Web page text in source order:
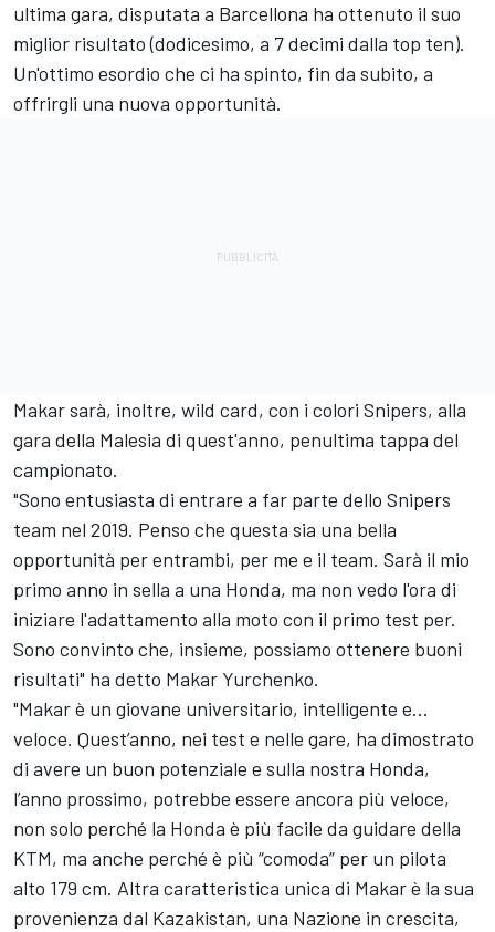
ultima gara, disputata a Barcellona ha ottenuto il suo
miglior risultato (dodicesimo, a 7 decimi dalla top ten).
Un'ottimo esordio che ci ha spinto, fin da subito, a
offrirgli una nuova opportunità.
Makar sarà, inoltre, wild card, con i colori Snipers, alla
gara della Malesia di quest'anno, penultima tappa del
campionato.
"Sono entusiasta di entrare a far parte dello Snipers
team nel 2019. Penso che questa sia una bella
opportunità per entrambi, per me e il team. Sarà il mio
primo anno in sella a una Honda, ma non vedo l'ora di
iniziare l'adattamento alla moto con il primo test per.
Sono convinto che, insieme, possiamo ottenere buoni
risultati" ha detto Makar Yurchenko.
"Makar è un giovane universitario, intelligente e...
veloce. Quest’anno, nei test e nelle gare, ha dimostrato
di avere un buon potenziale e sulla nostra Honda,
l’anno prossimo, potrebbe essere ancora più veloce,
non solo perché la Honda è più facile da guidare della
KTM, ma anche perché è più “comoda” per un pilota
alto 179 cm. Altra caratteristica unica di Makar è la sua
provenienza dal Kazakistan, una Nazione in crescita,